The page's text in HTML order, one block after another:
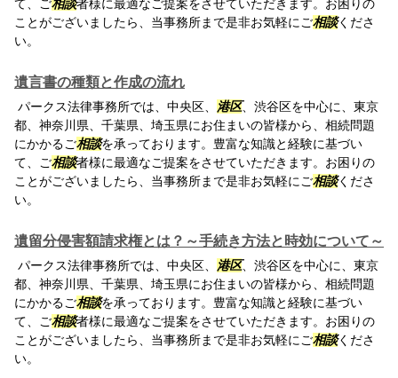
て、ご相談者様に最適なご提案をさせていただきます。お困りの
ことがございましたら、当事務所まで是非お気軽にご相談くださ
い。
遺言書の種類と作成の流れ
パークス法律事務所では、中央区、 港区、渋谷区を中心に、東京
都、神奈川県、千葉県、埼玉県にお住まいの皆様から、相続問題
にかかるご相談を承っております。豊富な知識と経験に基づい
て、ご相談者様に最適なご提案をさせていただきます。お困りの
ことがございましたら、当事務所まで是非お気軽にご相談くださ
い。
遺留分侵害額請求権とは？～手続き方法と時効について～
パークス法律事務所では、中央区、 港区、渋谷区を中心に、東京
都、神奈川県、千葉県、埼玉県にお住まいの皆様から、相続問題
にかかるご相談を承っております。豊富な知識と経験に基づい
て、ご相談者様に最適なご提案をさせていただきます。お困りの
ことがございましたら、当事務所まで是非お気軽にご相談くださ
い。